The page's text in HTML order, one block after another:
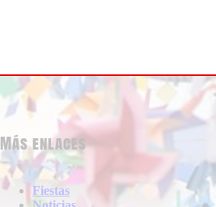
Más enlaces
Fiestas